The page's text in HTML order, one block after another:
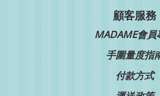
顧客服務
MADAME會員
手圍量度指
付款方式